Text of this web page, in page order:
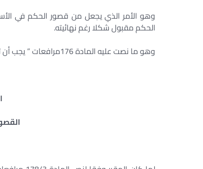
وهو الأمر الذي يجعل من قصور الحكم في
الحكم مقبول شكلا رغم نهائيته.
وهو ما نصت عليه المادة 176مرافعات ” يجب أن تشمل الأحكام على الأسباب التي بنيت عليها وإلا كانت باطلة. ”